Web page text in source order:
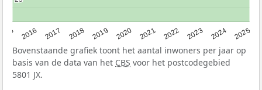
2016 2017 2018 2019 2020 2021 2022 2023 2024 2025
Bovenstaande grafiek toont het aantal inwoners per jaar op
basis van de data van het CBS voor het postcodegebied
5801 JX.